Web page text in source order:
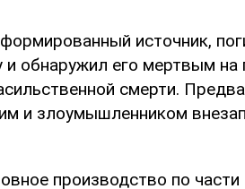
источник,
обнаружил его мертвым на
смерти.
и злоумышленником
производство по части